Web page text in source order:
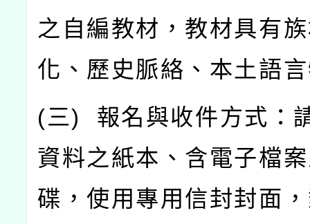
之自編教材，教材具有
化、歷史脈絡、本土語
(三) 報名與收件方式：
資料之紙本、含電子檔
碟，使用專用信封封面